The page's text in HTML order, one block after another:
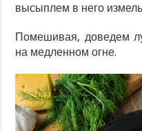
высыплем в него
Помешивая, доведем
на медленном огне.